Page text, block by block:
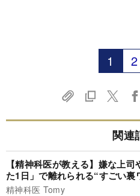
1 2
関連
【精神科医が教える】嫌な上
た1日」で離れられる“すごい裏
精神科医 Tomy